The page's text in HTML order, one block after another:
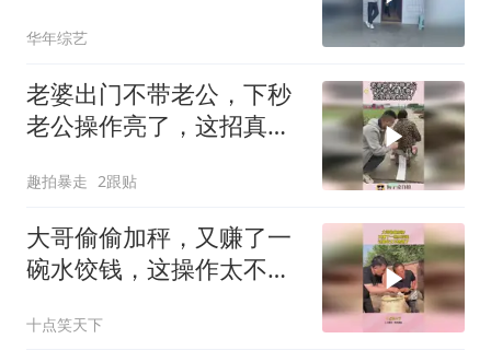
华年综艺
老婆出门不带老公，下秒
老公操作亮了，这招真是
趣拍暴走 2跟贴
大哥偷偷加秤，又赚了一
碗水饺钱，这操作太不地
十点笑天下